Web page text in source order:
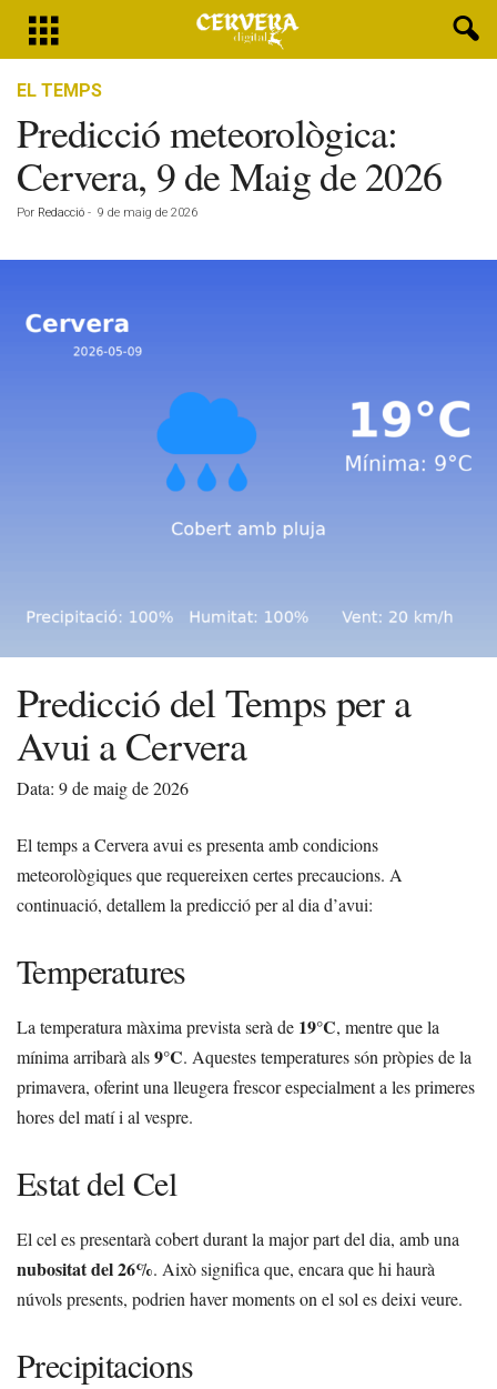
EL TEMPS
Predicció meteorològica:
Cervera, 9 de Maig de 2026
Por Redacció - 9 de maig de 2026
Predicció del Temps per a
Avui a Cervera
Data: 9 de maig de 2026
El temps a Cervera avui es presenta amb condicions
meteorològiques que requereixen certes precaucions. A
continuació, detallem la predicció per al dia d’avui:
Temperatures
La temperatura màxima prevista serà de 19°C, mentre que la
mínima arribarà als9°C. Aquestes temperatures són pròpies de la
primavera, oferint una lleugera frescor especialment a les primeres
hores del matí i al vespre.
Estat del Cel
El cel es presentarà cobert durant la major part del dia, amb una
nubositat del 26%. Això significa que, encara que hi haurà
núvols presents, podrien haver moments on el sol es deixi veure.
Precipitacions